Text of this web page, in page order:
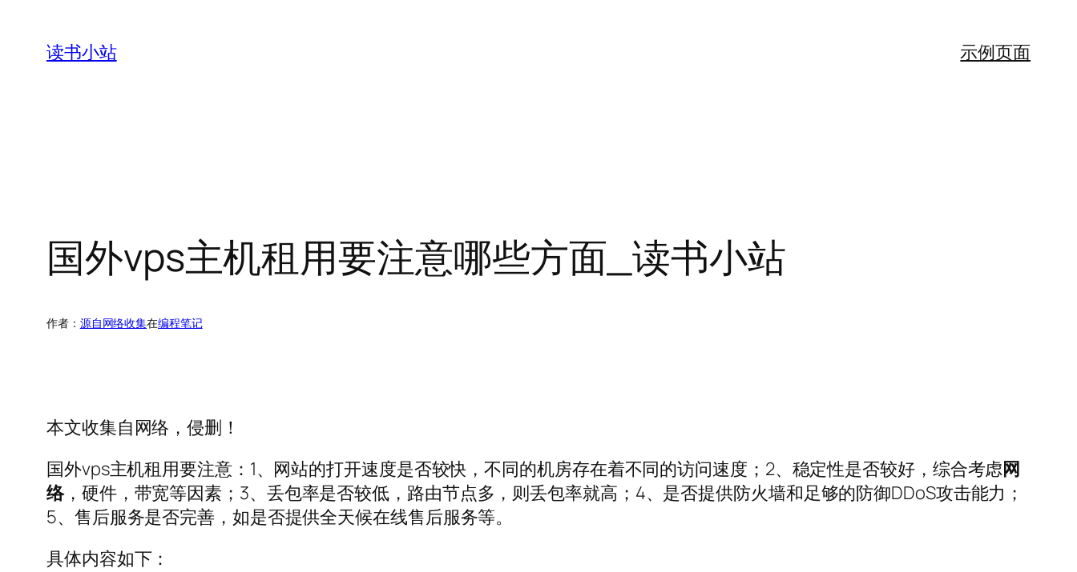
读书小站 示例页面
国外vps主机租用要注意哪些方面_读书小站
作者： 源自网络收集在编程笔记
本文收集自网络，侵删！
国外vps主机租用要注意：1、网站的打开速度是否较快，不同的机房存在着不同的访问速度；2、稳定性是否较好，综合考虑网
络，硬件，带宽等因素；3、丢包率是否较低，路由节点多，则丢包率就高；4、是否提供防火墙和足够的防御DDoS攻击能力；
5、售后服务是否完善，如是否提供全天候在线售后服务等。
具体内容如下：